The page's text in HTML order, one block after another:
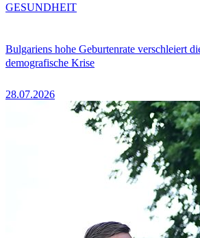
Bulgariens hohe Geburtenrate verschleiert
demografische Krise
28.07.2026
GESUNDHEIT